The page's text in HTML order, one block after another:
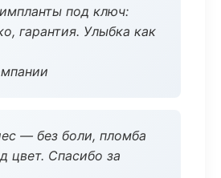
под ключ:
гарантия. Улыбка как
— без боли, пломба
цвет. Спасибо за